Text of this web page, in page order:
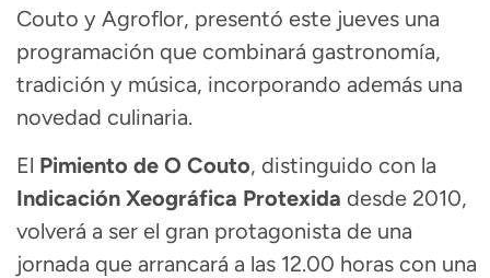
Couto y Agroflor, presentó este jueves una
programación que combinará gastronomía,
tradición y música, incorporando además una
novedad culinaria.
El Pimiento de O Couto, distinguido con la
Indicación Xeográfica Protexida desde 2010,
volverá a ser el gran protagonista de una
jornada que arrancará a las 12.00 horas con una